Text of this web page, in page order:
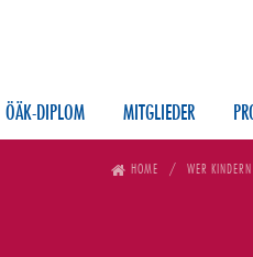
ÖÄK-DIPLOM MITGLIEDER
HOME WER